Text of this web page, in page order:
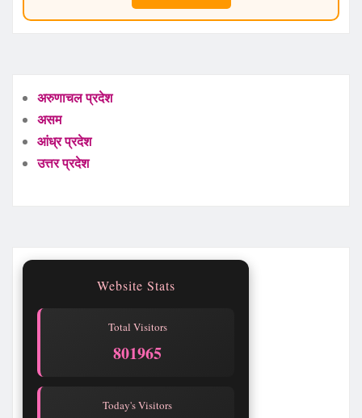
अरुणाचल प्रदेश
असम
आंध्र प्रदेश
उत्तर प्रदेश
Website Stats
Total Visitors
801965
Today's Visitors